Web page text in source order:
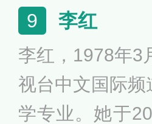
播》等节目。
标兵称号、
电视主持作品
5央视十佳主持
9 李红
李红，1978年3
视台中文国际
学专业。她于